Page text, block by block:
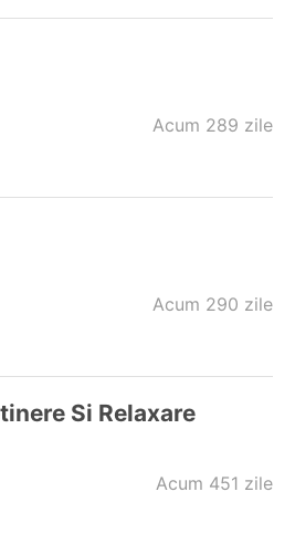
Acum 289 zile
Acum 290 zile
Si Relaxare
Acum 451 zile